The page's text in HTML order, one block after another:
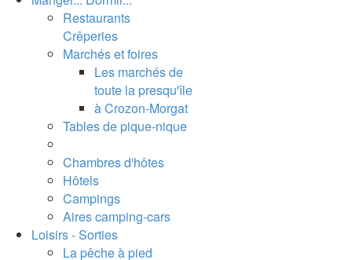
Restaurants
Crêperies
Marchés et foires
Les marchés de
toute la presqu'île
à Crozon-Morgat
Tables de pique-nique
Chambres d'hôtes
Hôtels
Campings
Aires camping-cars
Loisirs - Sorties
La pêche à pied